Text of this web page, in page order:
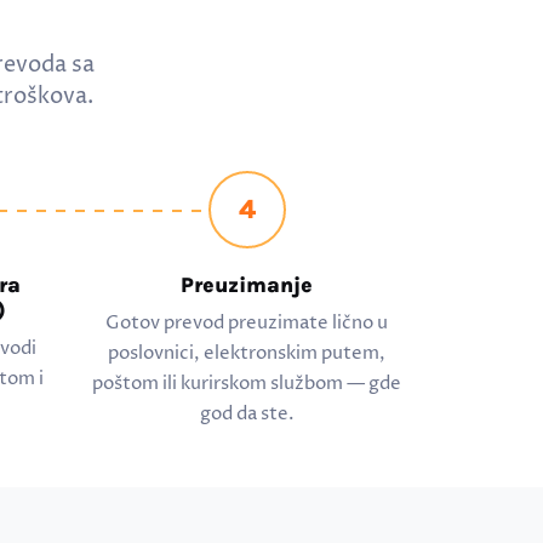
sa
i
4
Preuzimanje
Gotov prevod preuzimate lično u
poslovnici, elektronskim putem,
poštom ili kurirskom službom — gde
god da ste.